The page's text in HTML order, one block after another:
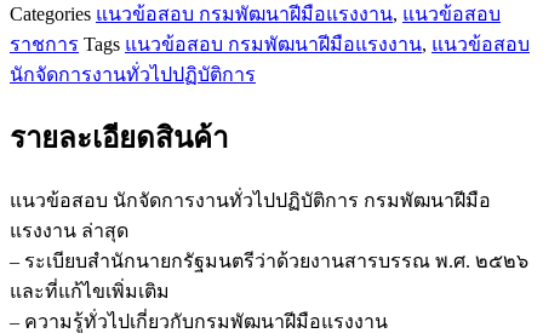
ชิ้น
Categories แนวข้อสอบ กรมพัฒนาฝีมือแรงงาน, แนวข้อสอบ
ราชการ Tags แนวข้อสอบ กรมพัฒนาฝีมือแรงงาน, แนวข้อสอบ
นักจัดการงานทั่วไปปฏิบัติการ
รายละเอียดสินค้า
แนวข้อสอบ นักจัดการงานทั่วไปปฏิบัติการ กรมพัฒนาฝีมือ
แรงงาน ล่าสุด
– ระเบียบสำนักนายกรัฐมนตรีว่าด้วยงานสารบรรณ พ.ศ. ๒๕๒๖
และที่แก้ไขเพิ่มเติม
– ความรู้ทั่วไปเกี่ยวกับกรมพัฒนาฝีมือแรงงาน